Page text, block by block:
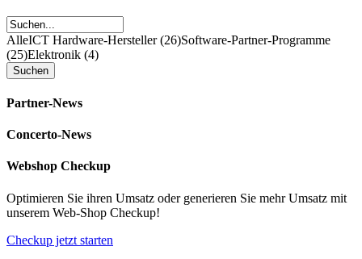
AlleICT Hardware-Hersteller (26)Software-Partner-Programme
(25)Elektronik (4)
Partner-News
Concerto-News
Webshop Checkup
Optimieren Sie ihren Umsatz oder generieren Sie mehr Umsatz mit
unserem Web-Shop Checkup!
Checkup jetzt starten